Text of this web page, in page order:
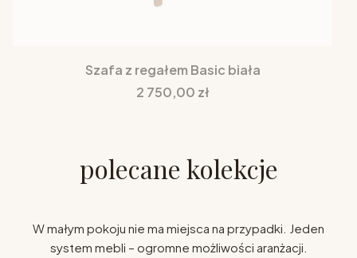
Szafa z regałem Basic biała
Cena
2 750,00 zł
polecane kolekcje
W małym pokoju nie ma miejsca na przypadki. Jeden
system mebli – ogromne możliwości aranżacji.